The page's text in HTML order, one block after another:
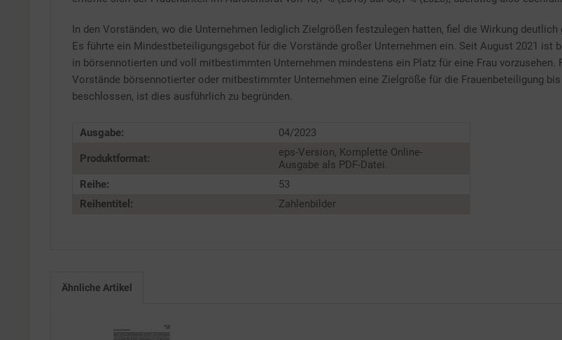
In den Vorständen, wo die Unternehmen lediglich Zielgrößen festzulegen hatten, fiel die Wirkung
Es führte ein Mindestbeteiligungsgebot für die Vorstände großer Unternehmen ein. Seit August 2021 ist
in börsennotierten und voll mitbestimmten Unternehmen mindestens ein Platz für eine Frau
Vorstände börsennotierter oder mitbestimmter Unternehmen eine Zielgröße für die Frauenbeteiligung
beschlossen, ist dies ausführlich zu begründen.
Ausgabe: 04/2023
Produktformat:
eps-Version, Komplette Online-
Ausgabe als PDF-Datei.
Reihe:
53
Reihentitel:
Zahlenbilder
Ähnliche Artikel